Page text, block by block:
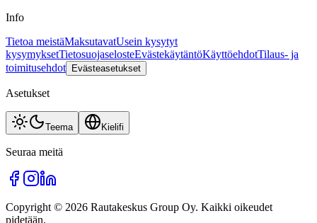
Info
Tietoa meistäMaksutavatUsein kysytyt
kysymyksetTietosuojaselosteEvästekäytäntöKäyttöehdotTilaus- ja
toimitusehdot
Evästeasetukset
Asetukset
Teema Kielifi
Seuraa meitä
Copyright © 2026 Rautakeskus Group Oy. Kaikki oikeudet
pidetään.